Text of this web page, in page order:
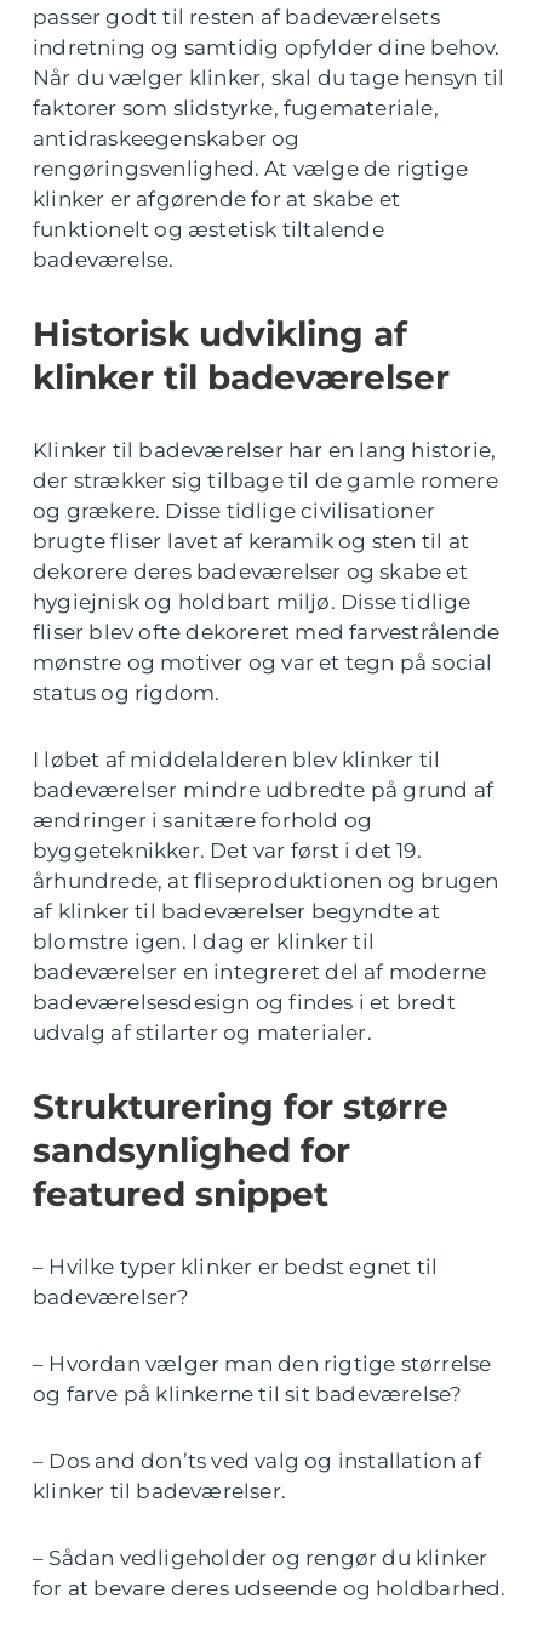
passer godt til resten af badeværelsets
indretning og samtidig opfylder dine behov.
Når du vælger klinker, skal du tage hensyn til
faktorer som slidstyrke, fugemateriale,
antidraskeegenskaber og
rengøringsvenlighed. At vælge de rigtige
klinker er afgørende for at skabe et
funktionelt og æstetisk tiltalende
badeværelse.
Historisk udvikling af
klinker til badeværelser
Klinker til badeværelser har en lang historie,
der strækker sig tilbage til de gamle romere
og grækere. Disse tidlige civilisationer
brugte fliser lavet af keramik og sten til at
dekorere deres badeværelser og skabe et
hygiejnisk og holdbart miljø. Disse tidlige
fliser blev ofte dekoreret med farvestrålende
mønstre og motiver og var et tegn på social
status og rigdom.
I løbet af middelalderen blev klinker til
badeværelser mindre udbredte på grund af
ændringer i sanitære forhold og
byggeteknikker. Det var først i det 19.
århundrede, at fliseproduktionen og brugen
af klinker til badeværelser begyndte at
blomstre igen. I dag er klinker til
badeværelser en integreret del af moderne
badeværelsesdesign og findes i et bredt
udvalg af stilarter og materialer.
Strukturering for større
sandsynlighed for
featured snippet
– Hvilke typer klinker er bedst egnet til
badeværelser?
– Hvordan vælger man den rigtige størrelse
og farve på klinkerne til sit badeværelse?
– Dos and don’ts ved valg og installation af
klinker til badeværelser.
– Sådan vedligeholder og rengør du klinker
for at bevare deres udseende og holdbarhed.